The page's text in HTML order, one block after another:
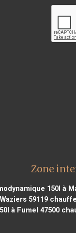
Zone
150l à
59119chauffe
à Fumel 47500